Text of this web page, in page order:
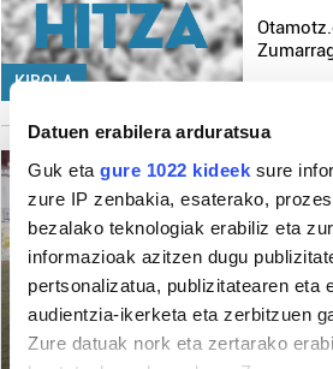
Datuen erabilera arduratsua
Guk eta gure 1022 kideek sure
zure IP zenbakia, esaterako,
bezalako teknologiak erabiliz eta
informazioak azitzen dugu
pertsonalizatua, publizitatearen eta
audientzia-ikerketa eta zerbitzuen
Zure datuak nork eta zertarako
KIROLA